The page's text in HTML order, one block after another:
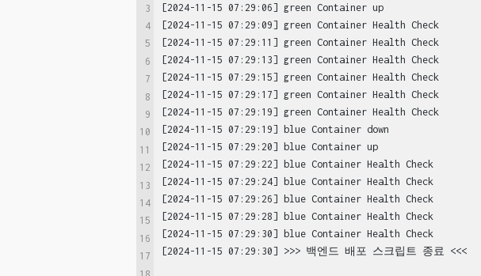
3
4
5
6
7
8
9
10
11
12
13
14
15
16
17
[2024-11-15 07:29:06] green Container up
[2024-11-15 07:29:09] green Container Health Check
[2024-11-15 07:29:11] green Container Health Check
[2024-11-15 07:29:13] green Container Health Check
[2024-11-15 07:29:15] green Container Health Check
[2024-11-15 07:29:17] green Container Health Check
[2024-11-15 07:29:19] green Container Health Check
[2024-11-15 07:29:19] blue Container down
[2024-11-15 07:29:20] blue Container up
[2024-11-15 07:29:22] blue Container Health Check
[2024-11-15 07:29:24] blue Container Health Check
[2024-11-15 07:29:26] blue Container Health Check
[2024-11-15 07:29:28] blue Container Health Check
[2024-11-15 07:29:30] blue Container Health Check